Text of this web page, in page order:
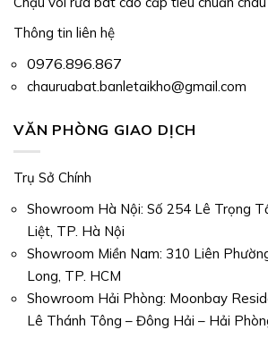
Thông tin liên hệ
0976.896.867
chauruabat.banletaikho@gmail.com
VĂN PHÒNG GIAO DỊCH
Trụ Sở Chính
Showroom Hà Nội: Số 254 Lê Trọng
Liệt, TP. Hà Nội
Showroom Miền Nam: 310 Liên
Long, TP. HCM
Showroom Hải Phòng: Moonbay
Lê Thánh Tông – Đông Hải – Hải